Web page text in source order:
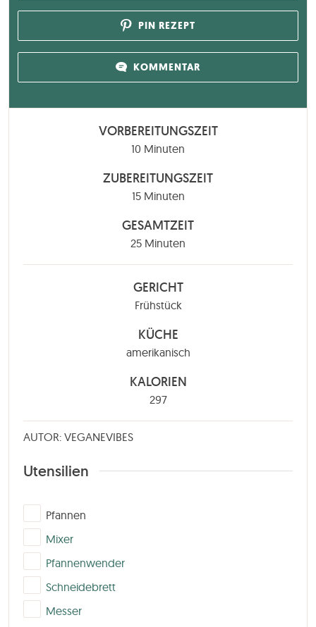
PIN REZEPT
KOMMENTAR
VORBEREITUNGSZEIT
10 Minuten
Minuten
ZUBEREITUNGSZEIT
15Minuten
Minuten
GESAMTZEIT
25Minuten
Minuten
GERICHT
Frühstück
KÜCHE
amerikanisch
KALORIEN
297
AUTOR: VEGANEVIBES
Utensilien
▢
Pfannen
▢Mixer
▢
Pfannenwender
▢
Schneidebrett
▢Messer